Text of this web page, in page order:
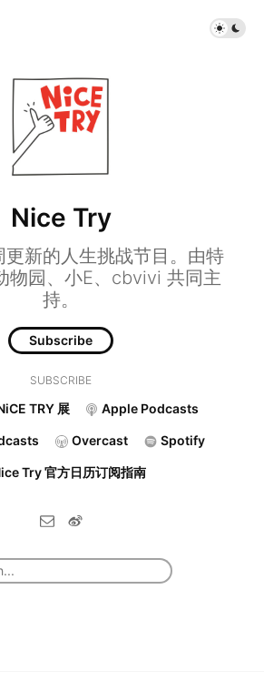
Nice Try
更新的人生挑战节目。由特
物园、小E、cbvivi 共同主
持。
Subscribe
SUBSCRIBE
TRY 展 Apple Podcasts
Overcast Spotify
Try 官方日历订阅指南